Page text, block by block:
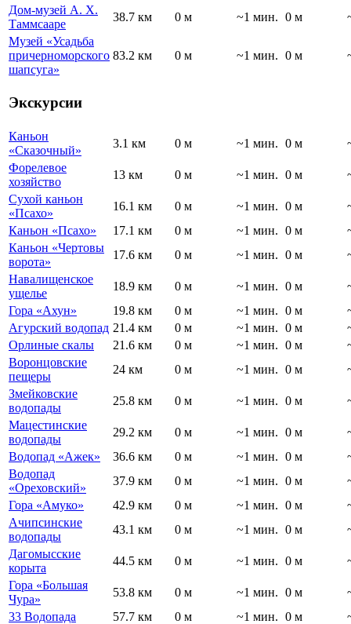
Дом-музей А. Х.
Таммсааре
38.7 км 0 м ~1 мин. 0 м
Музей «Усадьба
причерноморского
шапсуга»
83.2 км 0 м ~1 мин. 0 м
Экскурсии
Каньон
«Сказочный»
3.1 км 0 м ~1 мин. 0 м
Форелевое
хозяйство
13 км 0 м ~1 мин. 0 м
Сухой каньон
«Псахо»
16.1 км 0 м ~1 мин. 0 м
Каньон «Псахо»
17.1 км 0 м ~1 мин. 0 м
Каньон «Чертовы
ворота»
17.6 км 0 м ~1 мин. 0 м
Навалищенское
ущелье
18.9 км 0 м ~1 мин. 0 м
Гора «Ахун»
19.8 км 0 м ~1 мин. 0 м
Агурский водопад 21.4 км 0 м ~1 мин. 0 м
Орлиные скалы
21.6 км 0 м ~1 мин. 0 м
Воронцовские
пещеры
24 км 0 м ~1 мин. 0 м
Змейковские
водопады
25.8 км 0 м ~1 мин. 0 м
Мацестинские
водопады
29.2 км 0 м ~1 мин. 0 м
Водопад «Ажек»
36.6 км 0 м ~1 мин. 0 м
Водопад
«Ореховский»
37.9 км 0 м ~1 мин. 0 м
Гора «Амуко»
42.9 км 0 м ~1 мин. 0 м
Ачипсинские
водопады
43.1 км 0 м ~1 мин. 0 м
Дагомысские
корыта
44.5 км 0 м ~1 мин. 0 м
Гора «Большая
Чура»
53.8 км 0 м ~1 мин. 0 м
33 Водопада
57.7 км 0 м ~1 мин. 0 м